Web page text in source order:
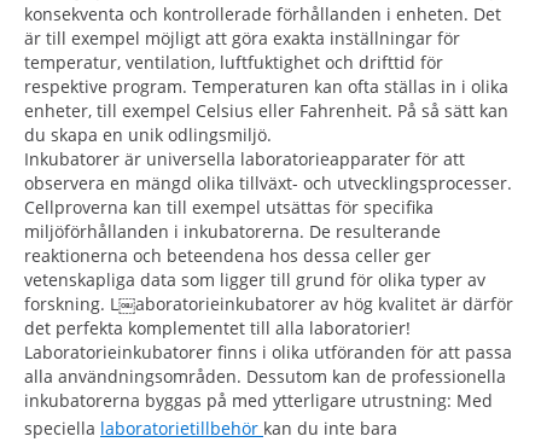
konsekventa och kontrollerade förhållanden i enheten. Det
är till exempel möjligt att göra exakta inställningar för
temperatur, ventilation, luftfuktighet och drifttid för
respektive program. Temperaturen kan ofta ställas in i olika
enheter, till exempel Celsius eller Fahrenheit. På så sätt kan
du skapa en unik odlingsmiljö.
Inkubatorer är universella laboratorieapparater för att
observera en mängd olika tillväxt- och utvecklingsprocesser.
Cellproverna kan till exempel utsättas för specifika
miljöförhållanden i inkubatorerna. De resulterande
reaktionerna och beteendena hos dessa celler ger
vetenskapliga data som ligger till grund för olika typer av
forskning. L￼aboratorieinkubatorer av hög kvalitet är därför
det perfekta komplementet till alla laboratorier!
Laboratorieinkubatorer finns i olika utföranden för att passa
alla användningsområden. Dessutom kan de professionella
inkubatorerna byggas på med ytterligare utrustning: Med
speciella laboratorietillbehör kan du inte bara